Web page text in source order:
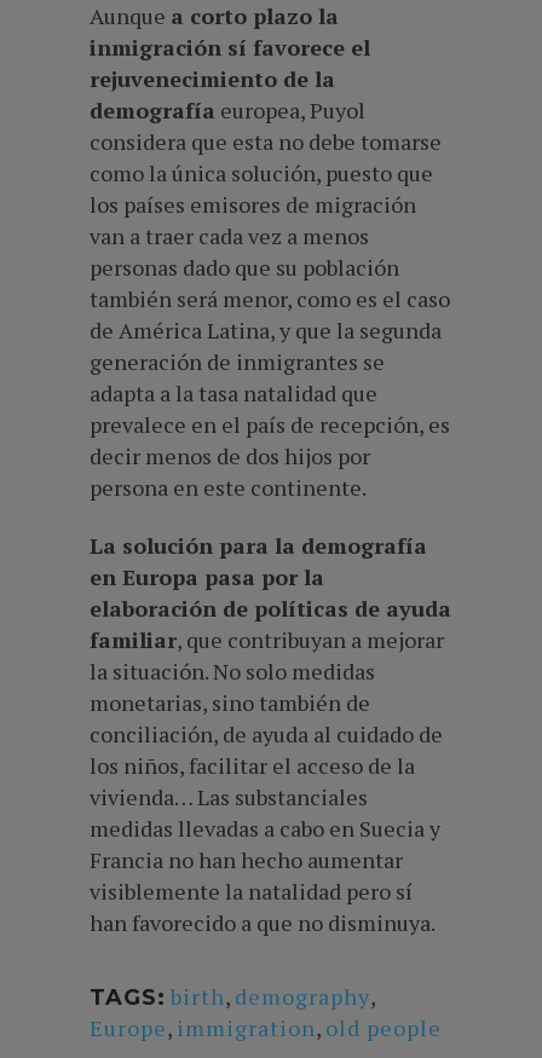
Aunque a corto plazo la
inmigración sí favorece el
rejuvenecimiento de la
demografía europea, Puyol
considera que esta no debe tomarse
como la única solución, puesto que
los países emisores de migración
van a traer cada vez a menos
personas dado que su población
también será menor, como es el caso
de América Latina, y que la segunda
generación de inmigrantes se
adapta a la tasa natalidad que
prevalece en el país de recepción, es
decir menos de dos hijos por
persona en este continente.
La solución para la demografía
en Europa pasa por la
elaboración de políticas de ayuda
familiar, que contribuyan a mejorar
la situación. No solo medidas
monetarias, sino también de
conciliación, de ayuda al cuidado de
los niños, facilitar el acceso de la
vivienda… Las substanciales
medidas llevadas a cabo en Suecia y
Francia no han hecho aumentar
visiblemente la natalidad pero sí
han favorecido a que no disminuya.
TAGS: birth, demography,
Europe, immigration, old people